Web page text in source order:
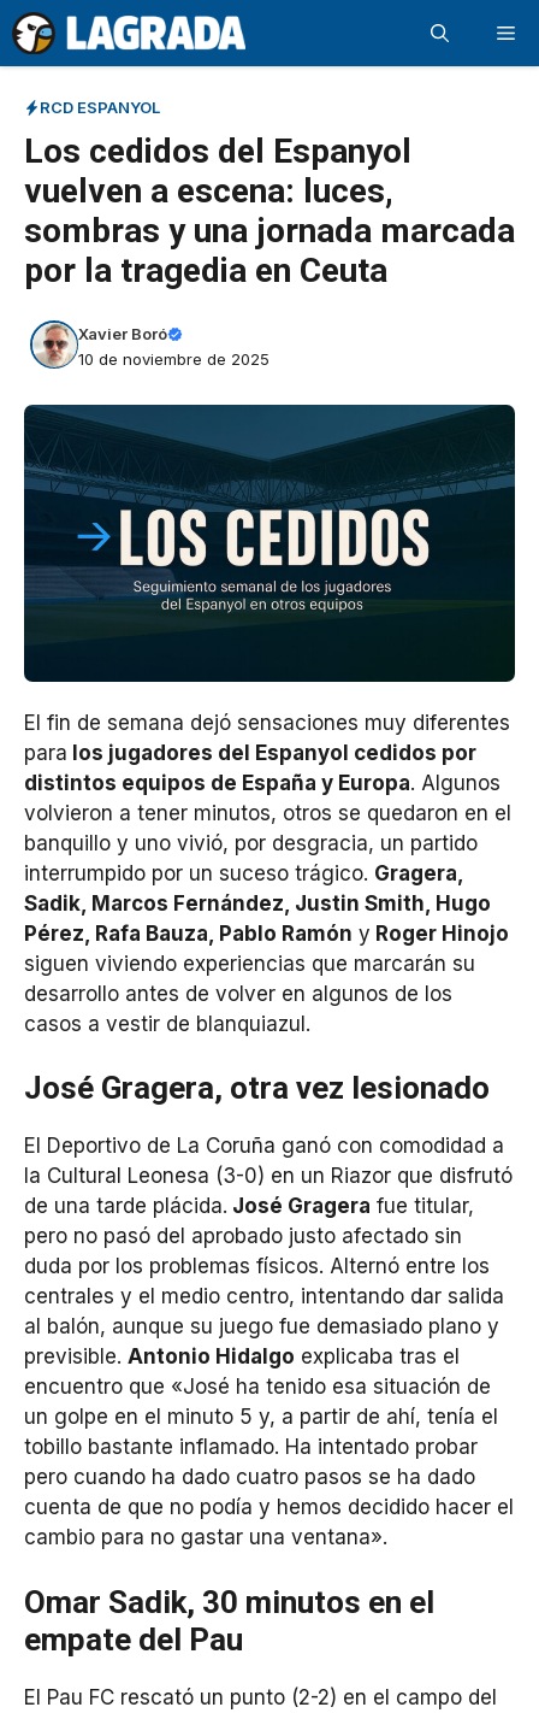
Saltar
al
contenido
RCD ESPANYOL
Los cedidos del Espanyol
vuelven a escena: luces,
sombras y una jornada marcada
por la tragedia en Ceuta
Xavier Boró
10 de noviembre de 2025
El fin de semana dejó sensaciones muy diferentes
para los jugadores del Espanyol cedidos por
distintos equipos de España y Europa. Algunos
volvieron a tener minutos, otros se quedaron en el
banquillo y uno vivió, por desgracia, un partido
interrumpido por un suceso trágico. Gragera,
Sadik, Marcos Fernández, Justin Smith, Hugo
Pérez, Rafa Bauza, Pablo Ramón y Roger Hinojo
siguen viviendo experiencias que marcarán su
desarrollo antes de volver en algunos de los
casos a vestir de blanquiazul.
José Gragera, otra vez lesionado
El Deportivo de La Coruña ganó con comodidad a
la Cultural Leonesa (3-0) en un Riazor que disfrutó
de una tarde plácida. José Gragera fue titular,
pero no pasó del aprobado justo afectado sin
duda por los problemas físicos. Alternó entre los
centrales y el medio centro, intentando dar salida
al balón, aunque su juego fue demasiado plano y
previsible. Antonio Hidalgo explicaba tras el
encuentro que «José ha tenido esa situación de
un golpe en el minuto 5 y, a partir de ahí, tenía el
tobillo bastante inflamado. Ha intentado probar
pero cuando ha dado cuatro pasos se ha dado
cuenta de que no podía y hemos decidido hacer el
cambio para no gastar una ventana».
Omar Sadik, 30 minutos en el
empate del Pau
El Pau FC rescató un punto (2-2) en el campo del